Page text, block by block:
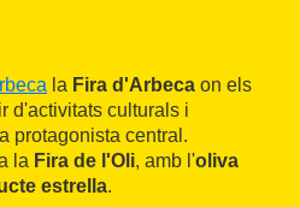
la Fira d'Arbeca on els
d'activitats culturals i
protagonista central.
la Fira de l'Oli, amb l'oliva
estrella.